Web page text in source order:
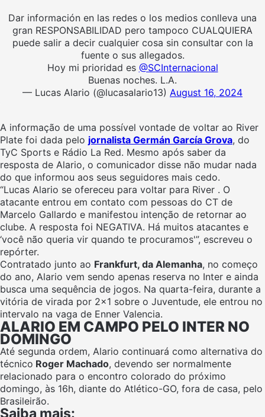
Dar información en las redes o los medios conlleva una
gran RESPONSABILIDAD pero tampoco CUALQUIERA
puede salir a decir cualquier cosa sin consultar con la
fuente o sus allegados.
Hoy mi prioridad es @SCInternacional
Buenas noches. L.A.
— Lucas Alario (@lucasalario13) August 16, 2024
A informação de uma possível vontade de voltar ao River
Plate foi dada pelo jornalista Germán García Grova, do
TyC Sports e Rádio La Red. Mesmo após saber da
resposta de Alario, o comunicador disse não mudar nada
do que informou aos seus seguidores mais cedo.
“Lucas Alario se ofereceu para voltar para River . O
atacante entrou em contato com pessoas do CT de
Marcelo Gallardo e manifestou intenção de retornar ao
clube. A resposta foi NEGATIVA. Há muitos atacantes e
‘você não queria vir quando te procuramos'”, escreveu o
repórter.
Contratado junto ao Frankfurt, da Alemanha, no começo
do ano, Alario vem sendo apenas reserva no Inter e ainda
busca uma sequência de jogos. Na quarta-feira, durante a
vitória de virada por 2×1 sobre o Juventude, ele entrou no
intervalo na vaga de Enner Valencia.
ALARIO EM CAMPO PELO INTER NO
DOMINGO
Até segunda ordem, Alario continuará como alternativa do
técnico Roger Machado, devendo ser normalmente
relacionado para o encontro colorado do próximo
domingo, às 16h, diante do Atlético-GO, fora de casa, pelo
Brasileirão.
Saiba mais: